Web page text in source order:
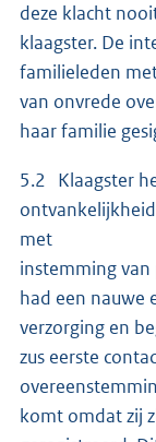
deze klacht
klaagster. De
familieleden
van onvrede
haar familie
5.2 Klaagster
met
instemming
had een nauwe
verzorging en
zus eerste
komt omdat zij